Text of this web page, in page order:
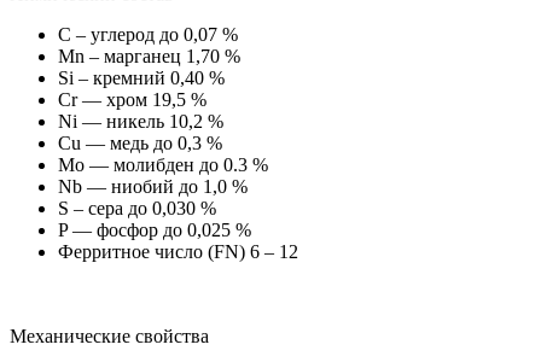
C – углерод до 0,07 %
Mn – марганец 1,70 %
Si – кремний 0,40 %
Cr — хром 19,5 %
Ni — никель 10,2 %
Cu — медь до 0,3 %
Mo — молибден до 0.3 %
Nb — ниобий до 1,0 %
S – сера до 0,030 %
P — фосфор до 0,025 %
Ферритное число (FN) 6 – 12
Механические свойства